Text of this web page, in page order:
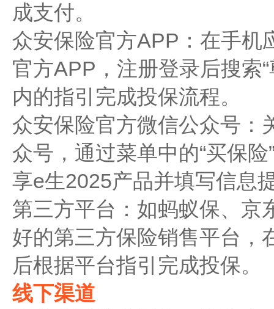
成支付。
众安保险官方APP：在手机
官方APP，注册登录后搜索
内的指引完成投保流程。
众安保险官方微信公众号：
众号，通过菜单中的“买保
享e生2025产品并填写信息
第三方平台：如蚂蚁保、京
好的第三方保险销售平台，
后根据平台指引完成投保。
线下渠道